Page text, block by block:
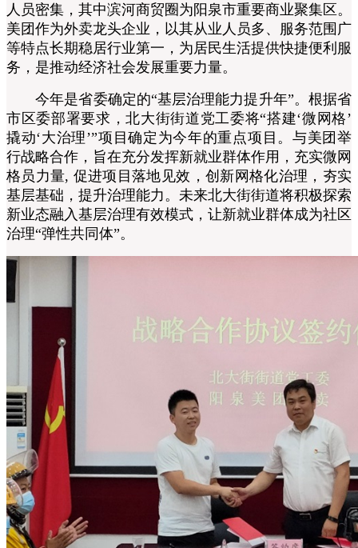
人员密集，其中滨河商贸圈为阳泉市重要商业聚集区。
美团作为外卖龙头企业，以其从业人员多、服务范围广
等特点长期稳居行业第一，为居民生活提供快捷便利服
务，是推动经济社会发展重要力量。
今年是省委确定的“基层治理能力提升年”。根据省
市区委部署要求，北大街街道党工委将“搭建‘微网格’
撬动‘大治理’”项目确定为今年的重点项目。与美团举
行战略合作，旨在充分发挥新就业群体作用，充实微网
格员力量, 促进项目落地见效，创新网格化治理，夯实
基层基础，提升治理能力。未来北大街街道将积极探索
新业态融入基层治理有效模式，让新就业群体成为社区
治理“弹性共同体”。